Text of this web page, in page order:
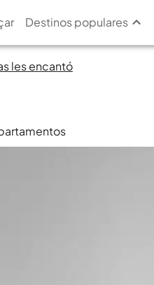
Destinos populares
les encantó